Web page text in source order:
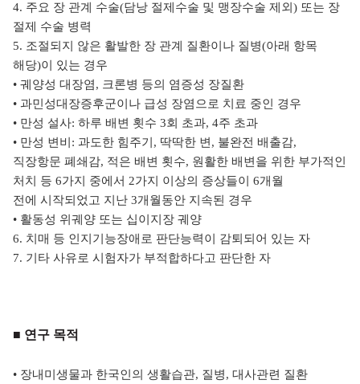
4. 주요 장 관계 수술(담낭 절제수술 및 맹장수술 제외) 또는 장
절제 수술 병력
5. 조절되지 않은 활발한 장 관계 질환이나 질병(아래 항목
해당)이 있는 경우
• 궤양성 대장염, 크론병 등의 염증성 장질환
• 과민성대장증후군이나 급성 장염으로 치료 중인 경우
• 만성 설사: 하루 배변 횟수 3회 초과, 4주 초과
• 만성 변비: 과도한 힘주기, 딱딱한 변, 불완전 배출감,
직장항문 폐쇄감, 적은 배변 횟수, 원활한 배변을 위한 부가적인
처치 등 6가지 중에서 2가지 이상의 증상들이 6개월
전에 시작되었고 지난 3개월동안 지속된 경우
• 활동성 위궤양 또는 십이지장 궤양
6. 치매 등 인지기능장애로 판단능력이 감퇴되어 있는 자
7. 기타 사유로 시험자가 부적합하다고 판단한 자
■ 연구 목적
• 장내미생물과 한국인의 생활습관, 질병, 대사관련 질환